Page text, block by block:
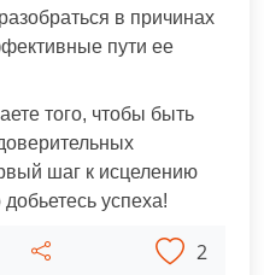
в причинах
пути ее
того, чтобы быть
шаг к исцелению
успеха!
2